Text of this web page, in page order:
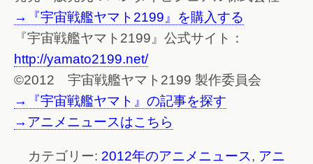
→『宇宙戦艦ヤマト2199』を購入する
『宇宙戦艦ヤマト2199』公式サイト：
http://yamato2199.net/
©2012 宇宙戦艦ヤマト2199 製作委員会
→『宇宙戦艦ヤマト』の記事を探す
→アニメニュースはこちら
カテゴリー: 2012年のアニメニュース, アニ